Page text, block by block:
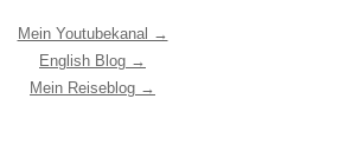
Mein Youtubekanal →
English Blog →
Mein Reiseblog →